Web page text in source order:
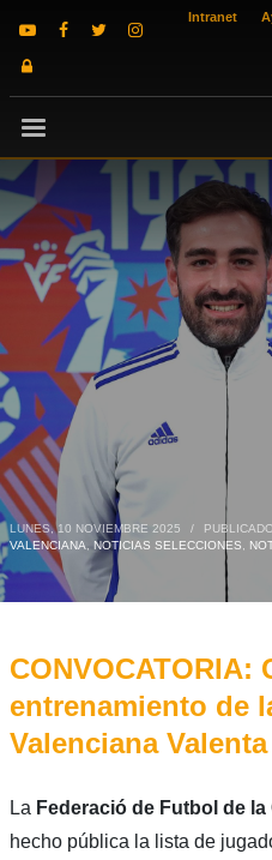
Intranet
LUNES, 10 NOVIEMBRE 2025 /
VALENCIANA
NOTICIAS SELECCIONES
CONVOCATORIA:
entrenamiento de
Valenciana
La Federació de Futbol de
hecho pública la lista de